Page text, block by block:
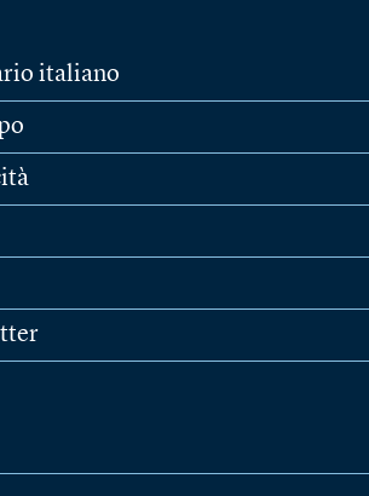
italiano